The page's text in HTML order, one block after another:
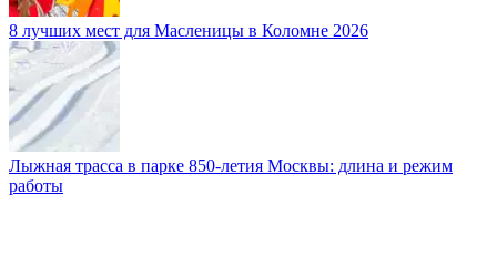
8 лучших мест для Масленицы в Коломне 2026
Лыжная трасса в парке 850-летия Москвы: длина и режим
работы